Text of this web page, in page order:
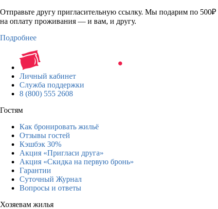
Отправьте другу пригласительную ссылку. Мы подарим по 500₽
на оплату проживания — и вам, и другу.
Подробнее
Личный кабинет
Служба поддержки
8 (800) 555 2608
Гостям
Как бронировать жильё
Отзывы гостей
Кэшбэк 30%
Акция «Пригласи друга»
Акция «Скидка на первую бронь»
Гарантии
Суточный Журнал
Вопросы и ответы
Хозяевам жилья